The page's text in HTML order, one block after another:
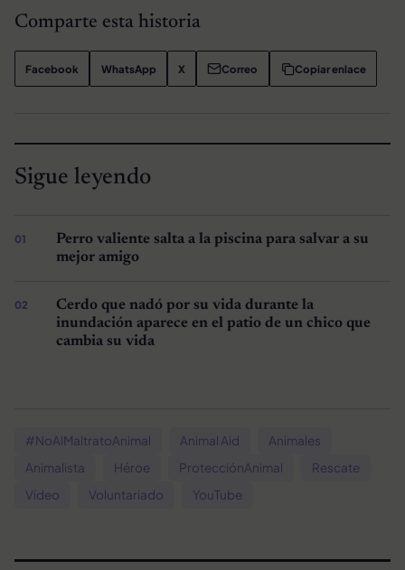
Comparte esta historia
Facebook WhatsApp X Correo Copiar enlace
Sigue leyendo
Perro valiente salta a la piscina para salvar a su
mejor amigo
Cerdo que nadó por su vida durante la
inundación aparece en el patio de un chico que
cambia su vida
#NoAlMaltratoAnimal Animal Aid
Animales
Animalista
Héroe ProtecciónAnimal
Rescate
Vídeo
Voluntariado YouTube